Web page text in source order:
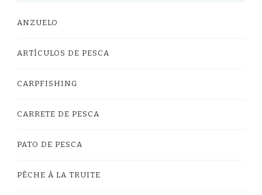
ANZUELO
ARTÍCULOS DE PESCA
CARPFISHING
CARRETE DE PESCA
PATO DE PESCA
PÊCHE À LA TRUITE